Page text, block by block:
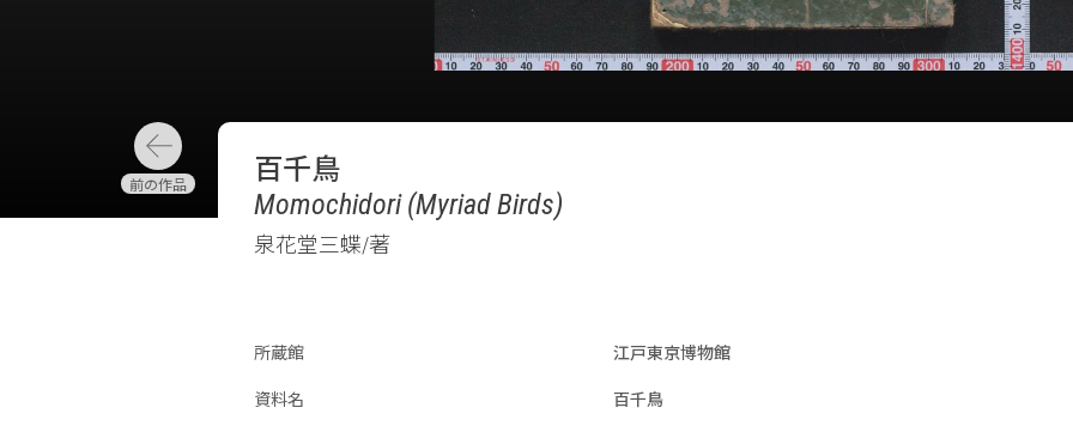
百千鳥
Momochidori (Myriad Birds)
泉花堂三蝶/著
所蔵館 江戸東京博物館
資料名 百千鳥